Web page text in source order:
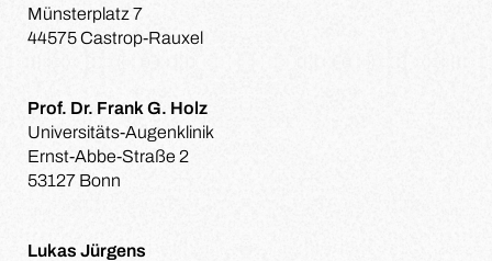
Münsterplatz 7
44575 Castrop-Rauxel
Prof. Dr. Frank G. Holz
Universitäts-Augenklinik
Ernst-Abbe-Straße 2
53127 Bonn
Lukas Jürgens